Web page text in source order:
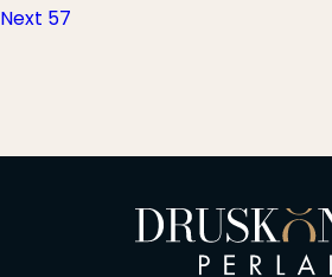
tarp
Next Next
57